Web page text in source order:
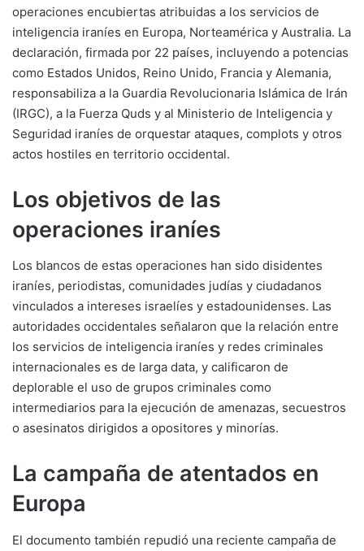
operaciones encubiertas atribuidas a los servicios de
inteligencia iraníes en Europa, Norteamérica y Australia. La
declaración, firmada por 22 países, incluyendo a potencias
como Estados Unidos, Reino Unido, Francia y Alemania,
responsabiliza a la Guardia Revolucionaria Islámica de Irán
(IRGC), a la Fuerza Quds y al Ministerio de Inteligencia y
Seguridad iraníes de orquestar ataques, complots y otros
actos hostiles en territorio occidental.
Los objetivos de las
operaciones iraníes
Los blancos de estas operaciones han sido disidentes
iraníes, periodistas, comunidades judías y ciudadanos
vinculados a intereses israelíes y estadounidenses. Las
autoridades occidentales señalaron que la relación entre
los servicios de inteligencia iraníes y redes criminales
internacionales es de larga data, y calificaron de
deplorable el uso de grupos criminales como
intermediarios para la ejecución de amenazas, secuestros
o asesinatos dirigidos a opositores y minorías.
La campaña de atentados en
Europa
El documento también repudió una reciente campaña de